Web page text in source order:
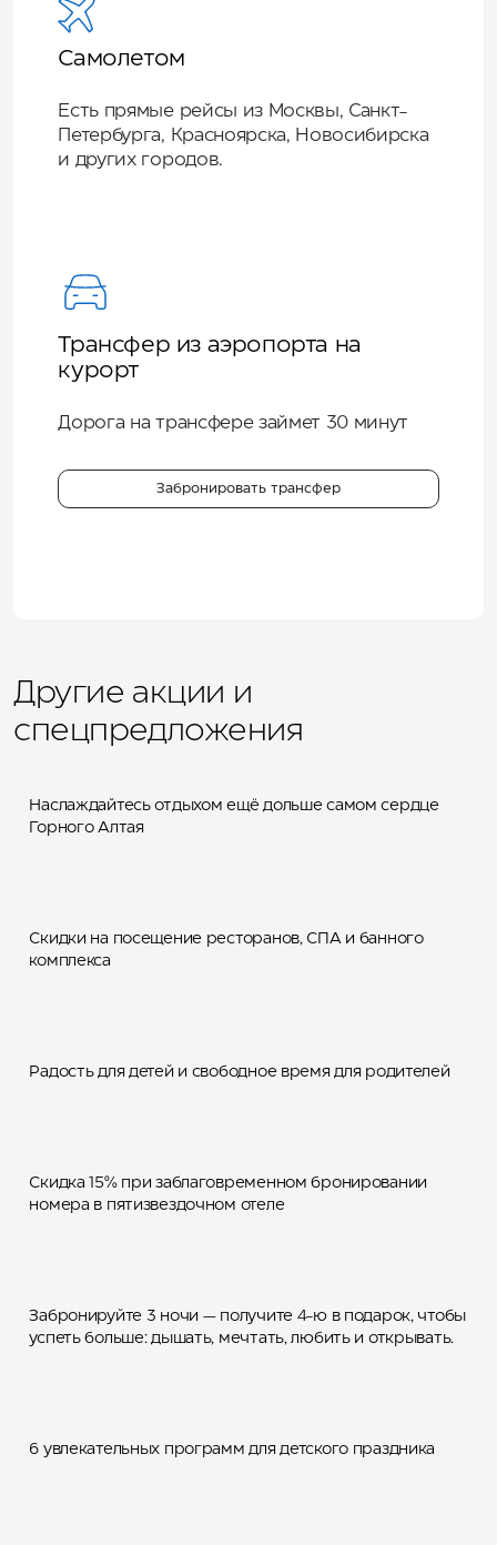
Самолетом
Есть прямые рейсы из Москвы, Санкт-
Петербурга, Красноярска, Новосибирска
и других городов.
Трансфер из аэропорта на
курорт
Дорога на трансфере займет 30 минут
Забронировать трансфер
Другие акции и
спецпредложения
Специальное предложение:
7 ночей по цене 5
Наслаждайтесь отдыхом ещё дольше самом сердце
Горного Алтая
День рождения на курорте
Скидки на посещение ресторанов, СПА и банного
комплекса
Абонементы на дни летних
Радость для детей и свободное время для родителей
Бронируйте заранее –
Скидка 15% при заблаговременном бронировании
номера в пятизвездочном отеле
Каждая 4-я ночь в шале
бесплатно — ваш отдых
Забронируйте 3 ночи — получите 4-ю в подарок, чтобы
успеть больше: дышать, мечтать, любить и открывать.
Детский День рождения в
досуговом центре «Лес
6 увлекательных программ для детского праздника
Вместе не только веселее,